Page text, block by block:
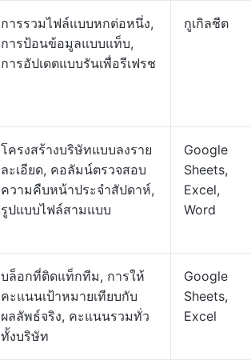
การรวมไฟล์แบบหกต่อหนึ่ง,
การป้อนข้อมูลแบบแท็บ,
การอัปเดตแบบรันเพื่อรีเฟรช
กูเกิลชีต
โครงสร้างบริษัทแบบลงราย
ละเอียด, คอลัมน์ตรวจสอบ
ความคืบหน้าประจำสัปดาห์,
รูปแบบไฟล์สามแบบ
Google
Sheets,
Excel,
Word
บล็อกที่ติดแท็กทีม, การให้
คะแนนเป้าหมายเทียบกับ
ผลลัพธ์จริง, คะแนนรวมทั่ว
ทั้งบริษัท
Google
Sheets,
Excel